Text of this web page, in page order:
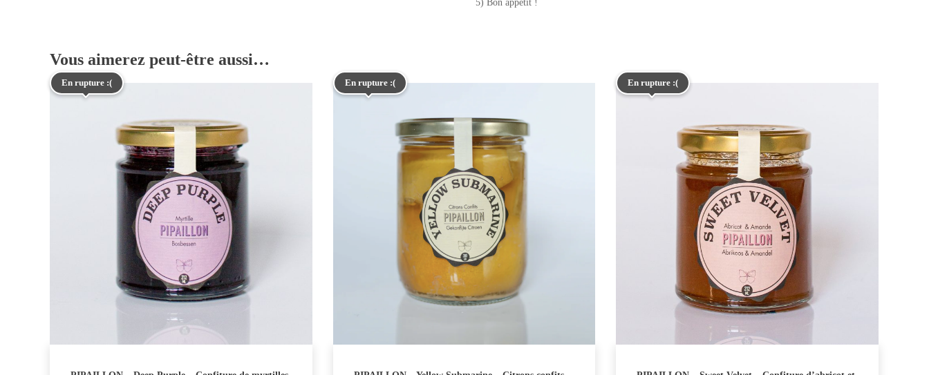
5) Bon appétit !
Vous aimerez peut-être aussi…
En rupture :( En rupture :( En rupture :(